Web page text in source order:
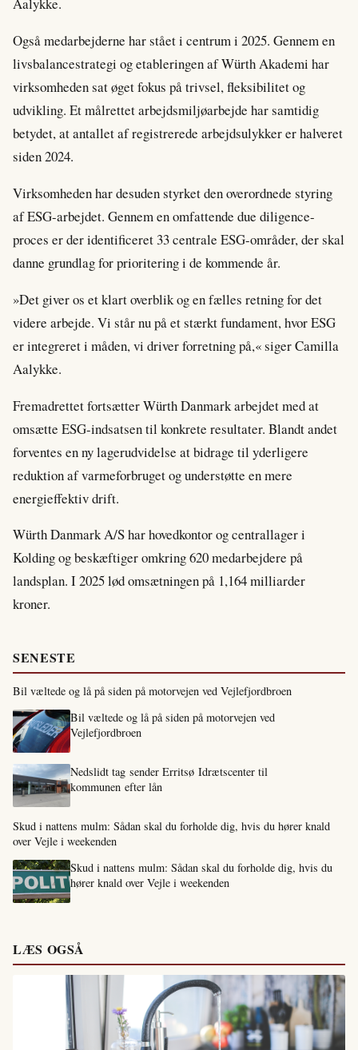
Også medarbejderne har stået i centrum i 2025. Gennem en
livsbalancestrategi og etableringen af Würth Akademi har
virksomheden sat øget fokus på trivsel, fleksibilitet og
udvikling. Et målrettet arbejdsmiljøarbejde har samtidig
betydet, at antallet af registrerede arbejdsulykker er halveret
siden 2024.
Virksomheden har desuden styrket den overordnede styring
af ESG-arbejdet. Gennem en omfattende due diligence-
proces er der identificeret 33 centrale ESG-områder, der skal
danne grundlag for prioritering i de kommende år.
»Det giver os et klart overblik og en fælles retning for det
videre arbejde. Vi står nu på et stærkt fundament, hvor ESG
er integreret i måden, vi driver forretning på,« siger Camilla
Aalykke.
Fremadrettet fortsætter Würth Danmark arbejdet med at
omsætte ESG-indsatsen til konkrete resultater. Blandt andet
forventes en ny lagerudvidelse at bidrage til yderligere
reduktion af varmeforbruget og understøtte en mere
energieffektiv drift.
Würth Danmark A/S har hovedkontor og centrallager i
Kolding og beskæftiger omkring 620 medarbejdere på
landsplan. I 2025 lød omsætningen på 1,164 milliarder
kroner.
SENESTE
Bil væltede og lå på siden på motorvejen ved Vejlefjordbroen
Bil væltede og lå på siden på motorvejen ved
Vejlefjordbroen
Nedslidt tag sender Erritsø Idrætscenter til
kommunen efter lån
Skud i nattens mulm: Sådan skal du forholde dig, hvis du hører knald
over Vejle i weekenden
Skud i nattens mulm: Sådan skal du forholde dig, hvis du
hører knald over Vejle i weekenden
LÆS OGSÅ